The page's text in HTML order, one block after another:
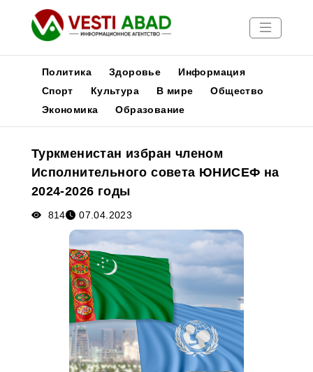
Новости
Медиа
Афиша
Политика Здоровье
Информация
Спорт
Культура В мире
Общество
Экономика
Образование
Туркменистан избран членом
Исполнительного совета ЮНИСЕФ на
2024-2026 годы
814 07.04.2023